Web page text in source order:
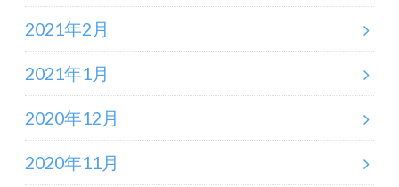
2021年2月
2021年1月
2020年12月
2020年11月